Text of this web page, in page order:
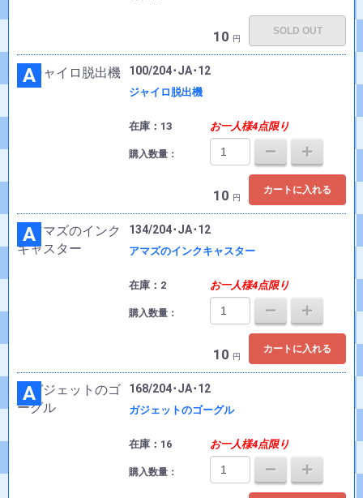
10 円
SOLD OUT
A 100/204･JA･12
ジャイロ脱出機
在庫：13 お一人様4点限り
購入数量：
10 円
カートに入れる
A 134/204･JA･12
アマズのインクキャスター
在庫：2 お一人様4点限り
購入数量：
10 円
カートに入れる
A 168/204･JA･12
ガジェットのゴーグル
在庫：16 お一人様4点限り
購入数量：